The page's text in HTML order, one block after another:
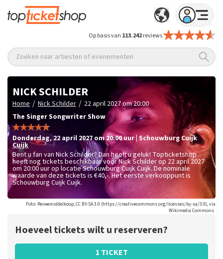
Op basis van 113.242reviews
Zoeken naar artiesten of evenementen
NICK SCHILDER
Home / Nick Schilder / 22 april 2027 om 20:00
The Singer Songwriter Show
donderdag, 22 april 2027 om 20:00uur Schouwburg Cuijk
Cuijk
Bent u fan van Nick Schilder? Dan heeft u geluk! Topticketshop
heeft nog tickets beschikbaar voor Nick Schilder op 22 april 2027
om 20:00 uur op locatie Schouwburg Cuijk Cuijk. De nominale
waarde van deze tickets is €40,-. Het eerste verkooppunt is
Schouwburg Cuijk Cuijk.
Foto: Reneemiddelkoop, CC BY-SA 3.0 (https://creativecommons.org/licenses/by-sa/3.0), via
Wikimedia Commons
Hoeveel tickets wilt u reserveren?
1 TICKET